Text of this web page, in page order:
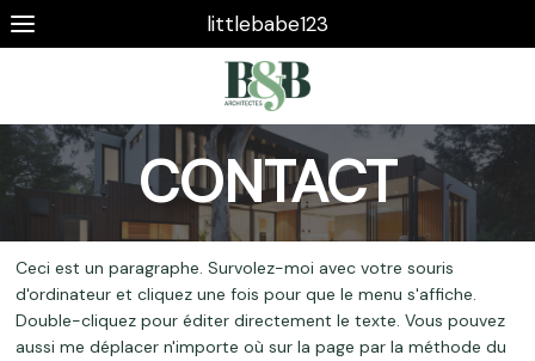
littlebabe123
CONTACT
Ceci est un paragraphe. Survolez-moi avec votre souris
d'ordinateur et cliquez une fois pour que le menu s'affiche.
Double-cliquez pour éditer directement le texte. Vous pouvez
aussi me déplacer n'importe où sur la page par la méthode du